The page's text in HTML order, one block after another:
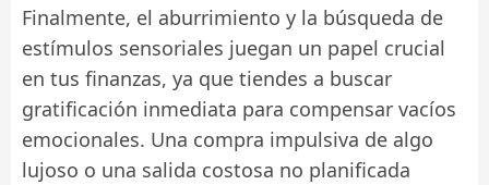
Finalmente, el aburrimiento y la búsqueda de
estímulos sensoriales juegan un papel crucial
en tus finanzas, ya que tiendes a buscar
gratificación inmediata para compensar vacíos
emocionales. Una compra impulsiva de algo
lujoso o una salida costosa no planificada